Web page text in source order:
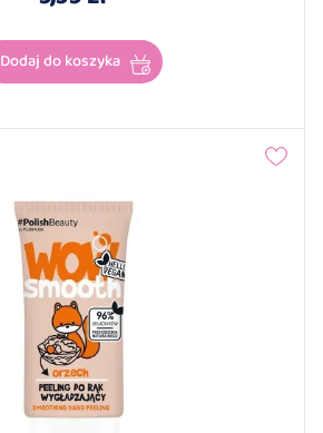
Dodaj do koszyka